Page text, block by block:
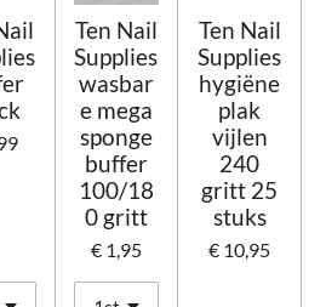
Ten Nail
Supplies
wasbar
e mega
sponge
buffer
100/18
0 gritt
€ 1,95
Ten Nail
Supplies
hygiëne
plak
vijlen
240
gritt 25
stuks
€ 10,95